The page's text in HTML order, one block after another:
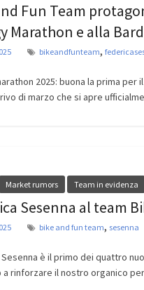
Fun Team
Marathon e alla
bikeandfunteam,
2025: buona la prima per
di marzo che si apre
Market rumors Team in evidenza
Sesenna al team
bike and fun team, sesenna
è il primo dei quattro
a rinforzare il nostro organico per